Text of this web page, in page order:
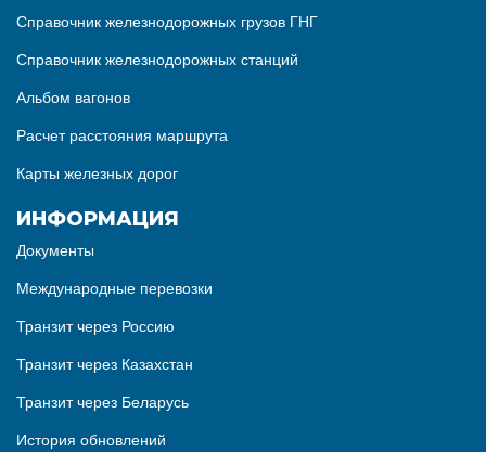
Справочник железнодорожных грузов ГНГ
Справочник железнодорожных станций
Альбом вагонов
Расчет расстояния маршрута
Карты железных дорог
ИНФОРМАЦИЯ
Документы
Международные перевозки
Транзит через Россию
Транзит через Казахстан
Транзит через Беларусь
История обновлений